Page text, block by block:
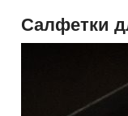
Салфетки